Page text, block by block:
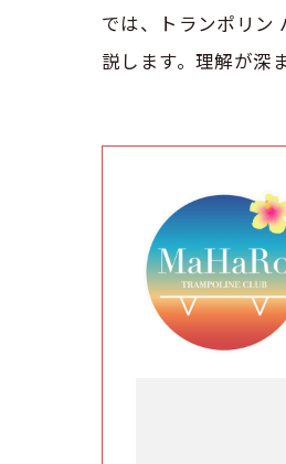
では、トランポリン
説します。理解が深